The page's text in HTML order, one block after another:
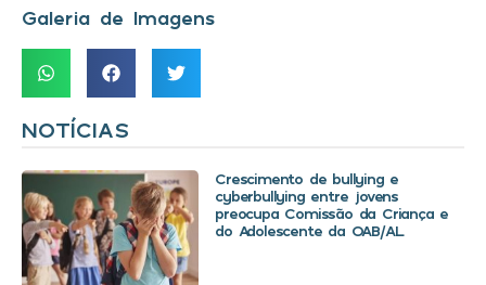
Galeria de Imagens
NOTÍCIAS
Crescimento de bullying e
cyberbullying entre jovens
preocupa Comissão da Criança e
do Adolescente da OAB/AL